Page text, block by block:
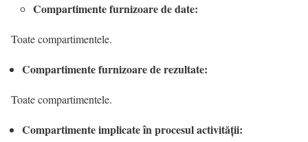
Compartimente furnizoare de date:
Toate compartimentele.
Compartimente furnizoare de rezultate:
Toate compartimentele.
Compartimente implicate în procesul activităţii: